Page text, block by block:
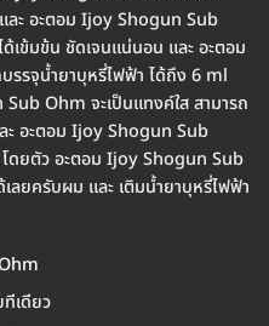
ละ อะตอม Ijoy Shogun Sub
เข้มข้น ชัดเจนแน่นอน และ อะตอม
รจุน้ำยาบุหรี่ไฟฟ้า ได้ถึง 6 ml
Ohm จะเป็นแทงค์ใส สามารถ
ะ อะตอม Ijoy Shogun Sub
โดยตัว อะตอม Ijoy Shogun Sub
ลยครับผม และ เติมน้ำยาบุหรี่ไฟฟ้า
เดียว